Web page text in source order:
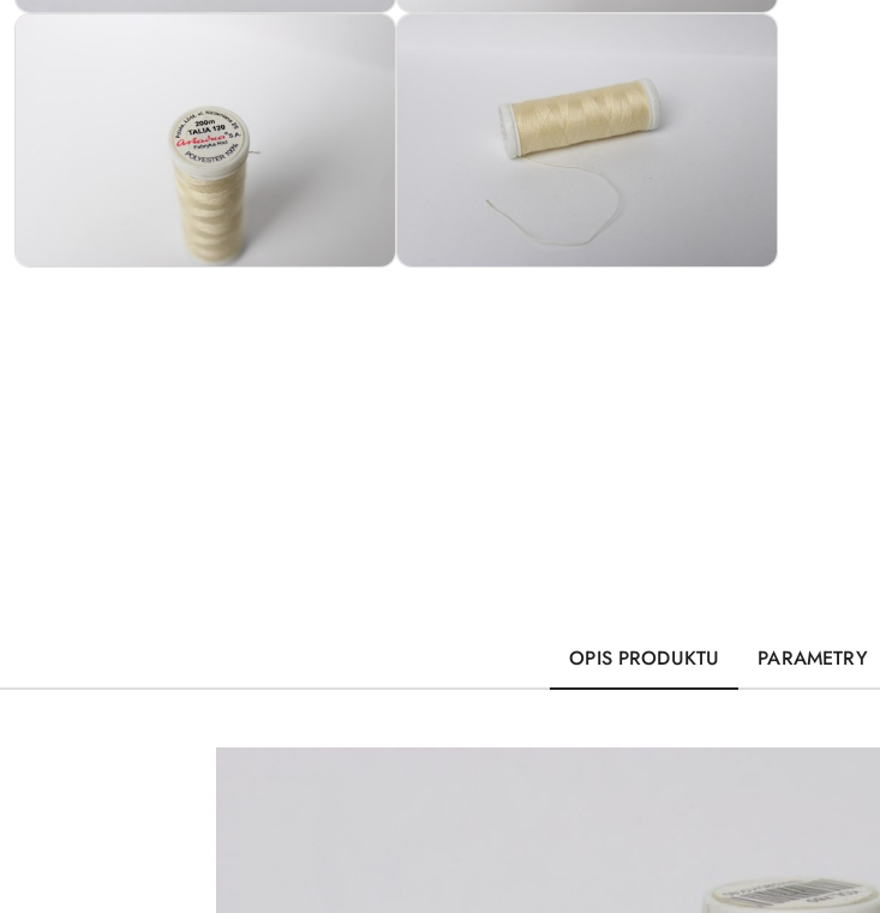
OPIS PRODUKTU PARAMETRY